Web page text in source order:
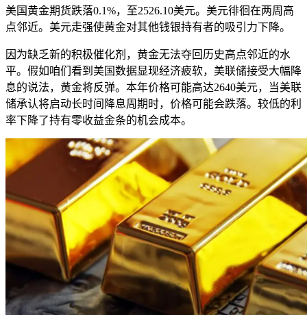
美国黄金期货跌落0.1%，至2526.10美元。美元徘徊在两周高
点邻近。美元走强使黄金对其他钱银持有者的吸引力下降。
因为缺乏新的积极催化剂，黄金无法夺回历史高点邻近的水
平。假如咱们看到美国数据显现经济疲软，美联储接受大幅降
息的说法，黄金将反弹。本年价格可能高达2640美元，当美联
储承认将启动长时间降息周期时，价格可能会跌落。较低的利
率下降了持有零收益金条的机会成本。